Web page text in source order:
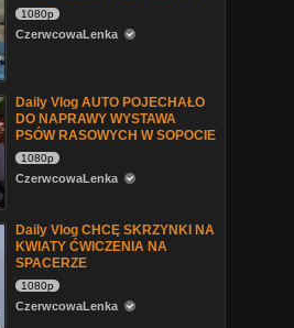
1080p
CzerwcowaLenka
Daily Vlog AUTO POJECHAŁO
DO NAPRAWY WYSTAWA
PSÓW RASOWYCH W SOPOCIE
1080p
CzerwcowaLenka
Daily Vlog CHCĘ SKRZYNKI NA
KWIATY ĆWICZENIA NA
SPACERZE
1080p
CzerwcowaLenka